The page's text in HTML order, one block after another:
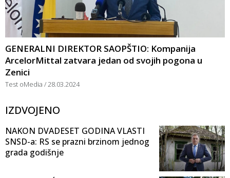
GENERALNI DIREKTOR SAOPŠTIO: Kompanija
ArcelorMittal zatvara jedan od svojih pogona u
Zenici
Test oMedia 28.03.2024
IZDVOJENO
NAKON DVADESET GODINA VLASTI
SNSD-a: RS se prazni brzinom jednog
grada godišnje